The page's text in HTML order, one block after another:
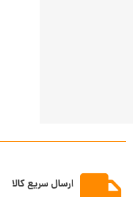
ارسال سریع کالا